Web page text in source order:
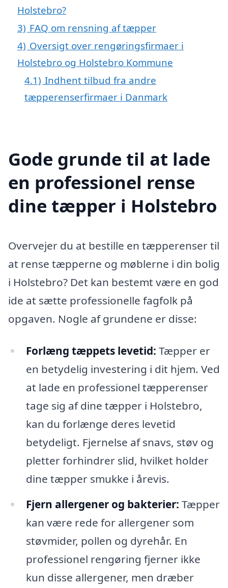
Holstebro?
3) FAQ om rensning af tæpper
4) Oversigt over rengøringsfirmaer i
Holstebro og Holstebro Kommune
4.1) Indhent tilbud fra andre
tæpperenserfirmaer i Danmark
Gode grunde til at lade
en professionel rense
dine tæpper i Holstebro
Overvejer du at bestille en tæpperenser til
at rense tæpperne og møblerne i din bolig
i Holstebro? Det kan bestemt være en god
ide at sætte professionelle fagfolk på
opgaven. Nogle af grundene er disse:
Forlæng tæppets levetid: Tæpper er
en betydelig investering i dit hjem. Ved
at lade en professionel tæpperenser
tage sig af dine tæpper i Holstebro,
kan du forlænge deres levetid
betydeligt. Fjernelse af snavs, støv og
pletter forhindrer slid, hvilket holder
dine tæpper smukke i årevis.
Fjern allergener og bakterier: Tæpper
kan være rede for allergener som
støvmider, pollen og dyrehår. En
professionel rengøring fjerner ikke
kun disse allergener, men dræber